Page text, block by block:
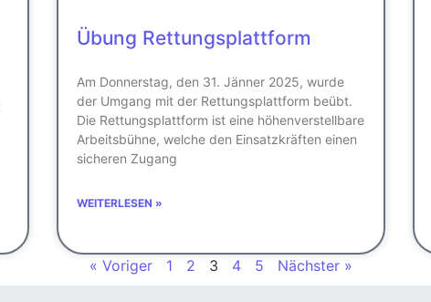
Übung Rettungsplattform
Am Donnerstag, den 31. Jänner 2025, wurde
der Umgang mit der Rettungsplattform beübt.
Die Rettungsplattform ist eine höhenverstellbare
Arbeitsbühne, welche den Einsatzkräften einen
sicheren Zugang
WEITERLESEN »
« Voriger 1 2 3 4 5 Nächster »